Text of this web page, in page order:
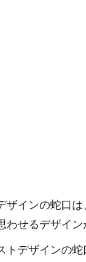
ザインの蛇口は
わせるデザイ
トデザインの